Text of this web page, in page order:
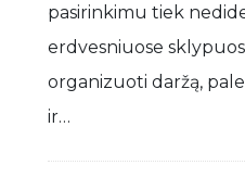
pasirinkimu tiek
erdvesniuose
organizuoti daržą,
ir…